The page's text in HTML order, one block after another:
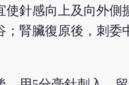
使針感向上及向外
；腎臟復原後，刺